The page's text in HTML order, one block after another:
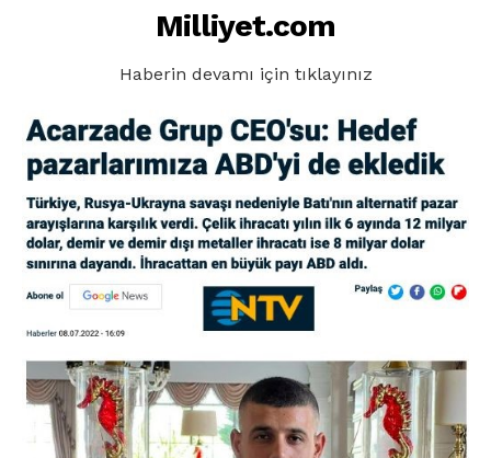
Milliyet.com
Haberin devamı için tıklayınız